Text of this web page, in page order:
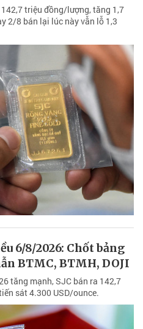
triệu đồng/lượng, tăng 1,7
2/8 bán lại lúc này vẫn lỗ 1,3
6/8/2026: Chốt bảng
BTMC, BTMH, DOJI
tăng mạnh, SJC bán ra 142,7
sát 4.300 USD/ounce.